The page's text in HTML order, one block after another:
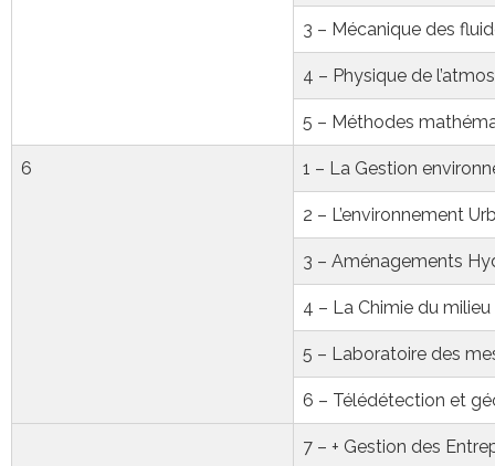
3 – Mécanique des
4 – Physique de
5 – Méthodes
6 1 – La Gestion
2 – L’environnement
3 – Aménagements
4 – La Chimie du milieu
5 – Laboratoire des
6 – Télédétection et
7 – + Gestion des